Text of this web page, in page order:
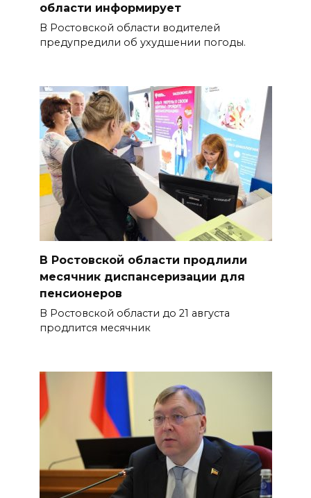
области информирует
В Ростовской области водителей
предупредили об ухудшении погоды.
В Ростовской области продлили
месячник диспансеризации для
пенсионеров
В Ростовской области до 21 августа
продлится месячник